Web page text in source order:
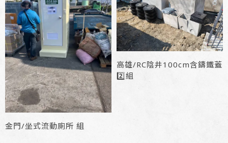
金門/坐式流動廁所 組
高雄/RC陰井100cm含鑄鐵蓋
2️⃣組